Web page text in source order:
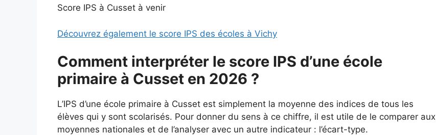
Score IPS à Cusset à venir
Découvrez également le score IPS des écoles à Vichy
Comment interpréter le score IPS d’une école
primaire à Cusset en 2026 ?
L’IPS d’une école primaire à Cusset est simplement la moyenne des indices de tous les
élèves qui y sont scolarisés. Pour donner du sens à ce chiffre, il est utile de le comparer aux
moyennes nationales et de l’analyser avec un autre indicateur : l’écart-type.